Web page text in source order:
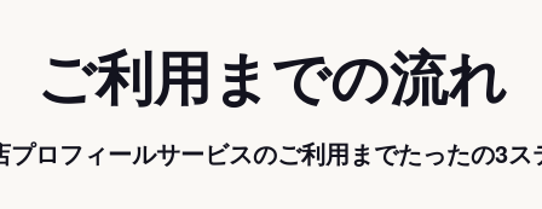
ご利用までの流れ
プロフィールサービスのご利用までたったの3ス